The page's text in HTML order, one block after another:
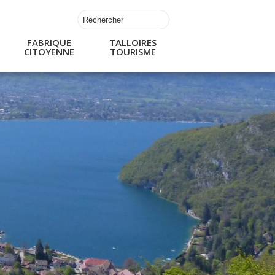
FABRIQUE
CITOYENNE
TALLOIRES
TOURISME